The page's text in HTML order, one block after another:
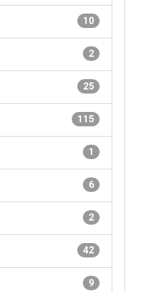
10
2
25
115
1
6
2
42
9